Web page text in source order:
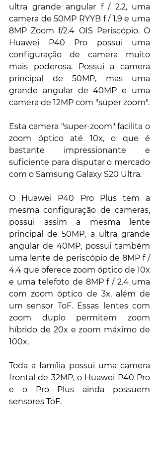
ultra grande angular f / 2.2, uma
camera de 50MP RYYB f / 1.9 e uma
8MP Zoom f/2.4 OIS Periscópio. O
Huawei P40 Pro possui uma
configuração de camera muito
mais poderosa. Possui a camera
principal de 50MP, mas uma
grande angular de 40MP e uma
camera de 12MP com "super zoom".
Esta camera "super-zoom" facilita o
zoom óptico até 10x, o que é
bastante impressionante e
suficiente para disputar o mercado
com o Samsung Galaxy S20 Ultra.
O Huawei P40 Pro Plus tem a
mesma configuração de cameras,
possui assim a mesma lente
principal de 50MP, a ultra grande
angular de 40MP, possui também
uma lente de periscópio de 8MP f /
4.4 que oferece zoom óptico de 10x
e uma telefoto de 8MP f / 2.4 uma
com zoom óptico de 3x, além de
um sensor ToF. Essas lentes com
zoom duplo permitem zoom
híbrido de 20x e zoom máximo de
100x.
Toda a família possui uma camera
frontal de 32MP, o Huawei P40 Pro
e o Pro Plus ainda possuem
sensores ToF.